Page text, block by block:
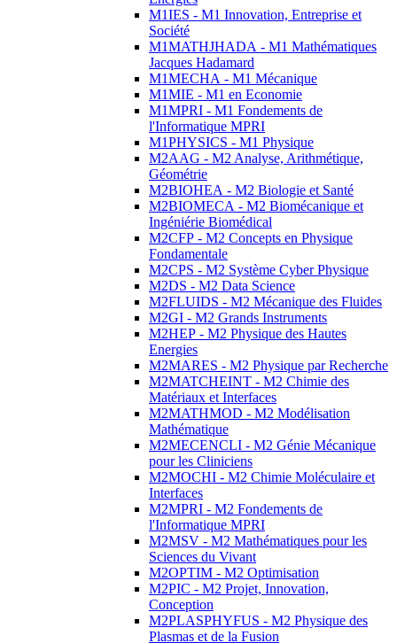
M1IES - M1 Innovation, Entreprise et
Société
M1MATHJHADA - M1 Mathématiques
Jacques Hadamard
M1MECHA - M1 Mécanique
M1MIE - M1 en Economie
M1MPRI - M1 Fondements de
l'Informatique MPRI
M1PHYSICS - M1 Physique
M2AAG - M2 Analyse, Arithmétique,
Géométrie
M2BIOHEA - M2 Biologie et Santé
M2BIOMECA - M2 Biomécanique et
Ingéniérie Biomédical
M2CFP - M2 Concepts en Physique
Fondamentale
M2CPS - M2 Système Cyber Physique
M2DS - M2 Data Science
M2FLUIDS - M2 Mécanique des Fluides
M2GI - M2 Grands Instruments
M2HEP - M2 Physique des Hautes
Energies
M2MARES - M2 Physique par Recherche
M2MATCHEINT - M2 Chimie des
Matériaux et Interfaces
M2MATHMOD - M2 Modélisation
Mathématique
M2MECENCLI - M2 Génie Mécanique
pour les Cliniciens
M2MOCHI - M2 Chimie Moléculaire et
Interfaces
M2MPRI - M2 Fondements de
l'Informatique MPRI
M2MSV - M2 Mathématiques pour les
Sciences du Vivant
M2OPTIM - M2 Optimisation
M2PIC - M2 Projet, Innovation,
Conception
M2PLASPHYFUS - M2 Physique des
Plasmas et de la Fusion